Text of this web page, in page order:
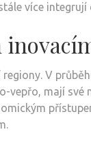
více
V
vepřo, mají